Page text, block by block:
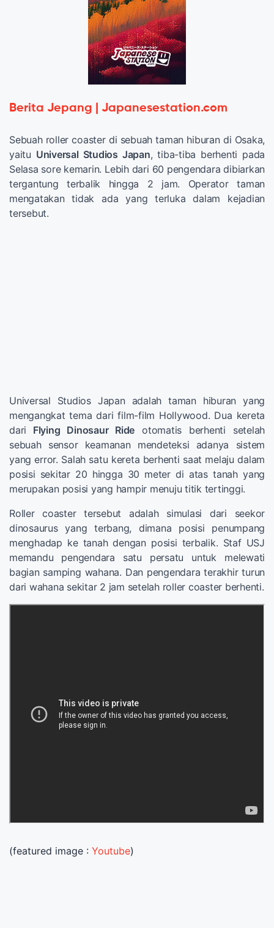
Berita Jepang | Japanesestation.com
Sebuah roller coaster di sebuah taman hiburan di Osaka,
yaitu Universal Studios Japan, tiba-tiba berhenti pada
Selasa sore kemarin. Lebih dari 60 pengendara dibiarkan
tergantung terbalik hingga 2 jam. Operator taman
mengatakan tidak ada yang terluka dalam kejadian
tersebut.
Universal Studios Japan adalah taman hiburan yang
mengangkat tema dari film-film Hollywood. Dua kereta
dari Flying Dinosaur Ride otomatis berhenti setelah
sebuah sensor keamanan mendeteksi adanya sistem
yang error. Salah satu kereta berhenti saat melaju dalam
posisi sekitar 20 hingga 30 meter di atas tanah yang
merupakan posisi yang hampir menuju titik tertinggi.
Roller coaster tersebut adalah simulasi dari seekor
dinosaurus yang terbang, dimana posisi penumpang
menghadap ke tanah dengan posisi terbalik. Staf USJ
memandu pengendara satu persatu untuk melewati
bagian samping wahana. Dan pengendara terakhir turun
dari wahana sekitar 2 jam setelah roller coaster berhenti.
(featured image : Youtube)